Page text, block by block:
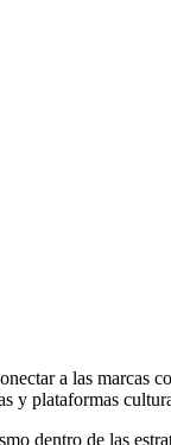
a las marcas
plataformas
dentro de las